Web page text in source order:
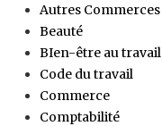
Autres Commerces
Beauté
BIen-être au travail
Code du travail
Commerce
Comptabilité